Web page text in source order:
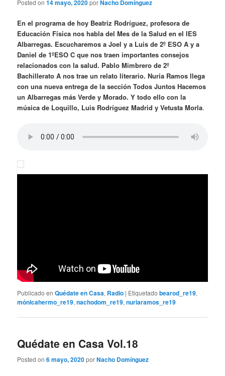
Posted on14 mayo, 2020porNacho Domínguez
En el programa de hoy Beatriz Rodríguez, profesora de
Educación Física nos habla del Mes de la Salud en el IES
Albarregas. Escucharemos a Joel y a Luis de 2º ESO A y a
Daniel de 1ºESO C que nos traen importantes consejos
relacionados con la salud. Pablo Mimbrero de 2º
Bachillerato A nos trae un relato literario. Nuria Ramos llega
con una nueva entrega de la sección Todos Juntos Hacemos
un Albarregas más Verde y Morado. Y todo ello con la
música de Loquillo, Luis Rodríguez Madrid y Vetusta Morla.
Publicado en Quédate en Casa, Radio | Etiquetado bearod_re19,
mónicahermo_re19,nachodom_re19,nuriaramos_re19
Quédate en Casa Vol.18
Posted on6 mayo, 2020porNacho Domínguez